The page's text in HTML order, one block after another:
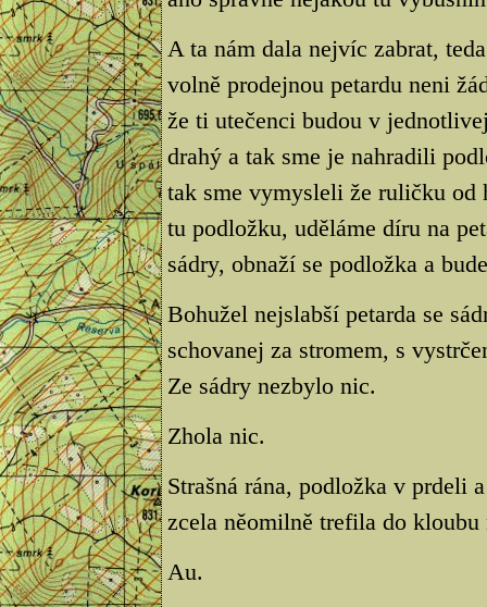
A ta nám dala nejvíc zabrat,
volně prodejnou petardu neni
že ti utečenci budou v
drahý a tak sme je nahradili
tak sme vymysleli že ruličku od
tu podložku, uděláme díru na
sádry, obnaží se podložka a
Bohužel nejslabší petarda se
schovanej za stromem, s
Ze sádry nezbylo nic.
Zhola nic.
Strašná rána, podložka v prdeli
zcela něomilně trefila do kloubu
Au.